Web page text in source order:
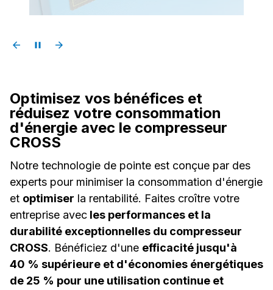
Optimisez vos bénéfices et
réduisez votre consommation
d'énergie avec le compresseur
CROSS
Notre technologie de pointe est conçue par des
experts pour minimiser la consommation d'énergie
et optimiser la rentabilité. Faites croître votre
entreprise avec les performances et la
durabilité exceptionnelles du compresseur
CROSS. Bénéficiez d'une efficacité jusqu'à
40 % supérieure et d'économies énergétiques
de 25 % pour une utilisation continue et